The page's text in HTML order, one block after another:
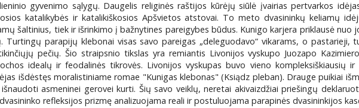
gyvenimo sąlygų. Daugelis religinės raštijos kūrėjų siūlė įvairias pertvarkos
katalikybės ir katalikiškosios Apšvietos atstovai. To meto dvasininkų keliamų
šaltinius, tiek ir išrinkimo į bažnytines pareigybes būdus. Kunigo karjera priklausė
Turtingų parapijų klebonai visas savo pareigas „deleguodavo“ vikarams, o pastarieji,
pečių. Šio straipsnio tikslas yra remiantis Livonijos vyskupo Juozapo
idealų ir feodalinės tikrovės. Livonijos vyskupas buvo vieno kompleksiškiausių
išdėstęs moralistiniame romae "Kunigas klebonas" (Ksiądz pleban). Drauge puikiai
asmeninei gerovei kurti. Šių savo veiklų, neretai akivaizdžiai priešingų
refleksijos prizmę analizuojama reali ir postuluojama parapinės dvasininkijos